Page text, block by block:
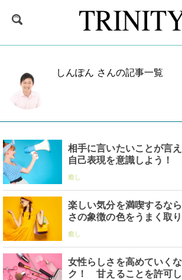
しんぽん さんの記事一覧
相手に言いたいことが言
自己表現を意識しよう！
癒し
楽しい気分を満喫するな
さの象徴の色をうまく取
癒し
女性らしさを高めていく
ク！ 甘えることを許可